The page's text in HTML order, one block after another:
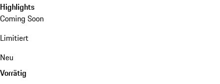
Highlights
Coming Soon
Limitiert
Neu
Vorrätig